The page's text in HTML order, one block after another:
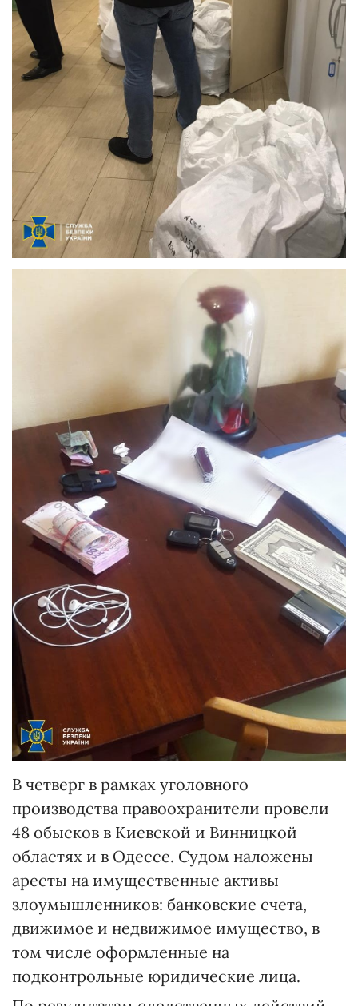
В четверг в рамках уголовного
производства правоохранители провели
48 обысков в Киевской и Винницкой
областях и в Одессе. Судом наложены
аресты на имущественные активы
злоумышленников: банковские счета,
движимое и недвижимое имущество, в
том числе оформленные на
подконтрольные юридические лица.